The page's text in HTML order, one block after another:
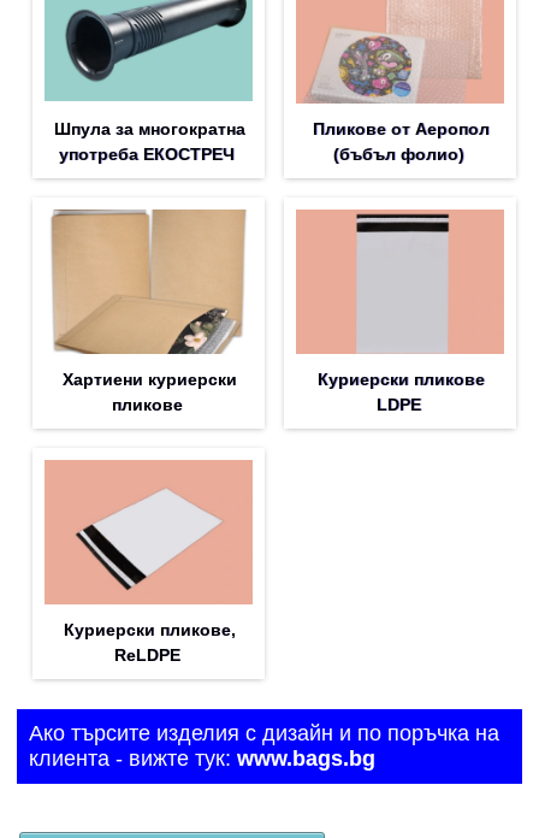
Шпула за многократна
употреба ЕКОСТРЕЧ
Пликове от Аеропол
(бъбъл фолио)
Хартиени куриерски
пликове
Куриерски пликове
LDPE
Куриерски пликове,
ReLDPE
Ако търсите изделия с дизайн и по поръчка на
клиента - вижте тук: www.bags.bg